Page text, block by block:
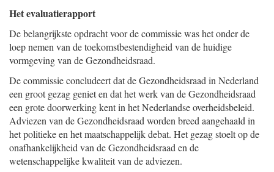
Het evaluatierapport
De belangrijkste opdracht voor de commissie was het onder de
loep nemen van de toekomstbestendigheid van de huidige
vormgeving van de Gezondheidsraad.
De commissie concludeert dat de Gezondheidsraad in Nederland
een groot gezag geniet en dat het werk van de Gezondheidsraad
een grote doorwerking kent in het Nederlandse overheidsbeleid.
Adviezen van de Gezondheidsraad worden breed aangehaald in
het politieke en het maatschappelijk debat. Het gezag stoelt op de
onafhankelijkheid van de Gezondheidsraad en de
wetenschappelijke kwaliteit van de adviezen.